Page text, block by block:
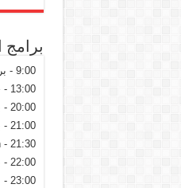
برامج
9:00 - برنامج لما يعجز البشر
13:00 - حكايات سوسو
20:00 - برنامج فلاش على الاحداث
21:00 - برنامج لون حياتك بكلمة الله
21:30 - Iranian Church
22:00 - برنامج ساعة صلاة
23:00 - اسرار النجاح والتفوق